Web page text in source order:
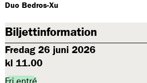
Duo Bedros-Xu
Biljettinformation
Fredag 26 juni 2026
kl 11.00